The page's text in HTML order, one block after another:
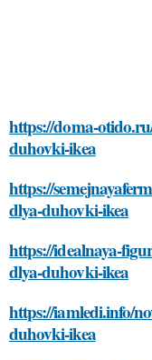
https://doma-
duhovki-ikea
https://
dlya-duhovki-ikea
https://idealnaya-
dlya-duhovki-ikea
https://iamledi.info/
duhovki-ikea